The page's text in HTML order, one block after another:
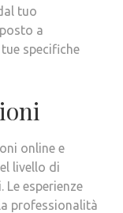
tuo
a
specifiche
online e
livello di
esperienze
professionalità